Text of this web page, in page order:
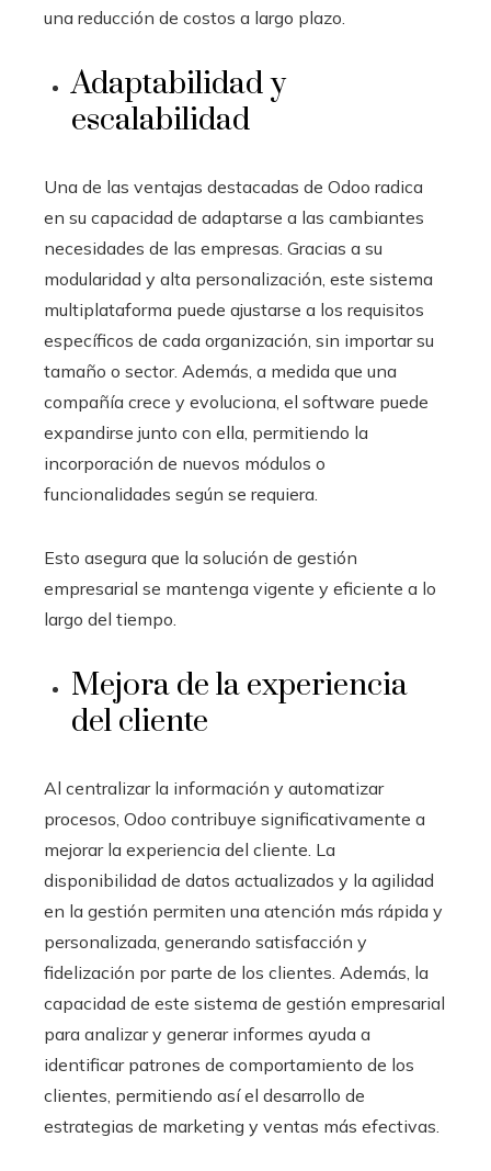
una reducción de costos a largo plazo.
Adaptabilidad y
escalabilidad
Una de las ventajas destacadas de Odoo radica
en su capacidad de adaptarse a las cambiantes
necesidades de las empresas. Gracias a su
modularidad y alta personalización, este sistema
multiplataforma puede ajustarse a los requisitos
específicos de cada organización, sin importar su
tamaño o sector. Además, a medida que una
compañía crece y evoluciona, el software puede
expandirse junto con ella, permitiendo la
incorporación de nuevos módulos o
funcionalidades según se requiera.
Esto asegura que la solución de gestión
empresarial se mantenga vigente y eficiente a lo
largo del tiempo.
Mejora de la experiencia
del cliente
Al centralizar la información y automatizar
procesos, Odoo contribuye significativamente a
mejorar la experiencia del cliente. La
disponibilidad de datos actualizados y la agilidad
en la gestión permiten una atención más rápida y
personalizada, generando satisfacción y
fidelización por parte de los clientes. Además, la
capacidad de este sistema de gestión empresarial
para analizar y generar informes ayuda a
identificar patrones de comportamiento de los
clientes, permitiendo así el desarrollo de
estrategias de marketing y ventas más efectivas.